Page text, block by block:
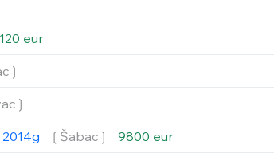
120 eur
❲Šabac❳ 9800 eur